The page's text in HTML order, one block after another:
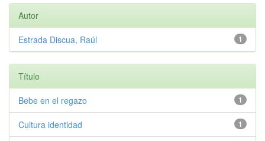
Autor
1
Estrada Discua, Raúl
Título
1
Bebe en el regazo
1
Cultura identidad